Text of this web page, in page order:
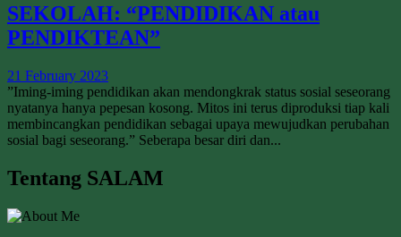
SEKOLAH: “PENDIDIKAN atau
PENDIKTEAN”
21 February 2023
”Iming-iming pendidikan akan mendongkrak status sosial seseorang
nyatanya hanya pepesan kosong. Mitos ini terus diproduksi tiap kali
membincangkan pendidikan sebagai upaya mewujudkan perubahan
sosial bagi seseorang.” Seberapa besar diri dan...
Tentang SALAM